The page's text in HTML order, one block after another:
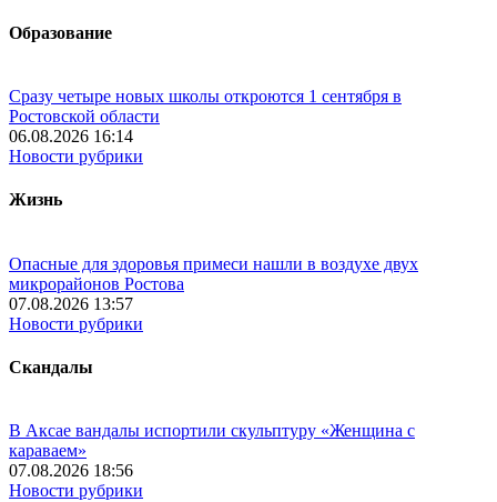
Образование
Сразу четыре новых школы откроются 1 сентября в
Ростовской области
06.08.2026 16:14
Новости рубрики
Жизнь
Опасные для здоровья примеси нашли в воздухе двух
микрорайонов Ростова
07.08.2026 13:57
Новости рубрики
Скандалы
В Аксае вандалы испортили скульптуру «Женщина с
караваем»
07.08.2026 18:56
Новости рубрики